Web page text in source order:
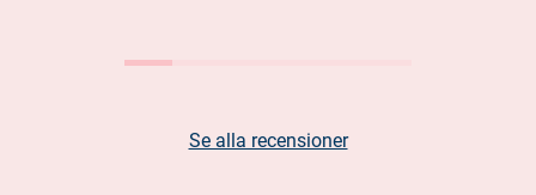
Se alla recensioner